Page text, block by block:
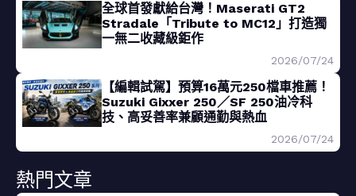
全球首發獻給台灣！Maserati GT2
Stradale「Tribute to MC12」打造獨
一無二收藏級鉅作
2026/07/24
【編輯試駕】預算16萬元250檔車推薦！
Suzuki Gixxer 250／SF 250油冷科
技、高妥善率兼顧通勤與熱血
2026/07/24
熱門文章